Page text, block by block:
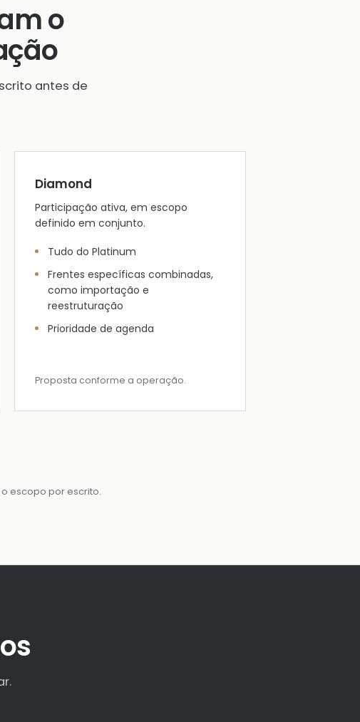
o
antes de
Diamond
Participação ativa, em escopo
definido em conjunto.
Tudo do Platinum
Frentes específicas combinadas,
como importação e
reestruturação
Prioridade de agenda
Proposta conforme a operação.
escopo por escrito.